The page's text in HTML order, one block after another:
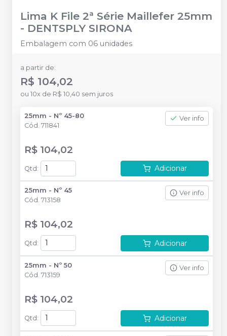
Lima K File 2ª Série Maillefer 25mm
- DENTSPLY SIRONA
Embalagem com 06 unidades
a partir de:
R$ 104,02
ou 10x de R$ 10,40 sem juros
25mm - Nº 45-80
Cód. 711841
Ver info
R$ 104,02
Qtd: Adicionar
25mm - Nº 45
Cód. 713158
Ver info
R$ 104,02
Qtd : Adicionar
25mm - Nº 50
Cód. 713159
Ver info
R$ 104,02
Qtd : Adicionar